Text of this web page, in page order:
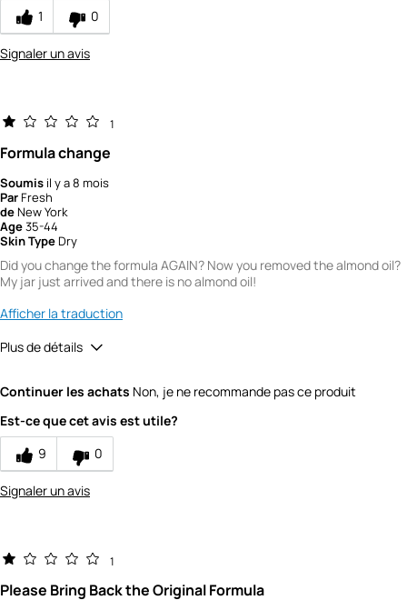
1
0
Signaler un avis
1
Formula change
Soumis il y a 8 mois
ParFresh
deNew York
Age35-44
Skin TypeDry
Did you change the formula AGAIN? Now you removed the almond oil?
My jar just arrived and there is no almond oil!
Afficher la traduction
Plus de détails
coupon or contest entry for this review?
Would you recommend Fresh to a friend?
Quality
Continuer les achats Non, je ne recommande pas ce produit
Est-ce que cet avis est utile?
9
0
Signaler un avis
1
Please Bring Back the Original Formula